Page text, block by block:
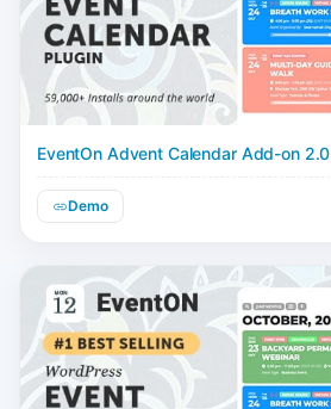
EventOn Advent Calendar Add-on 2.0
Demo